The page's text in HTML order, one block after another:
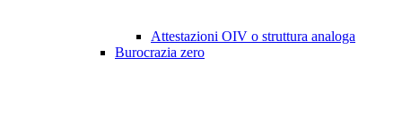
Attestazioni OIV o struttura analoga
Burocrazia zero